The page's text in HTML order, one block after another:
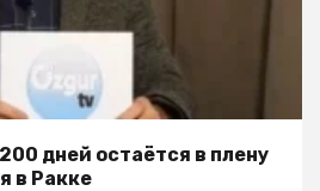
дней остаётся в плену
в Ракке